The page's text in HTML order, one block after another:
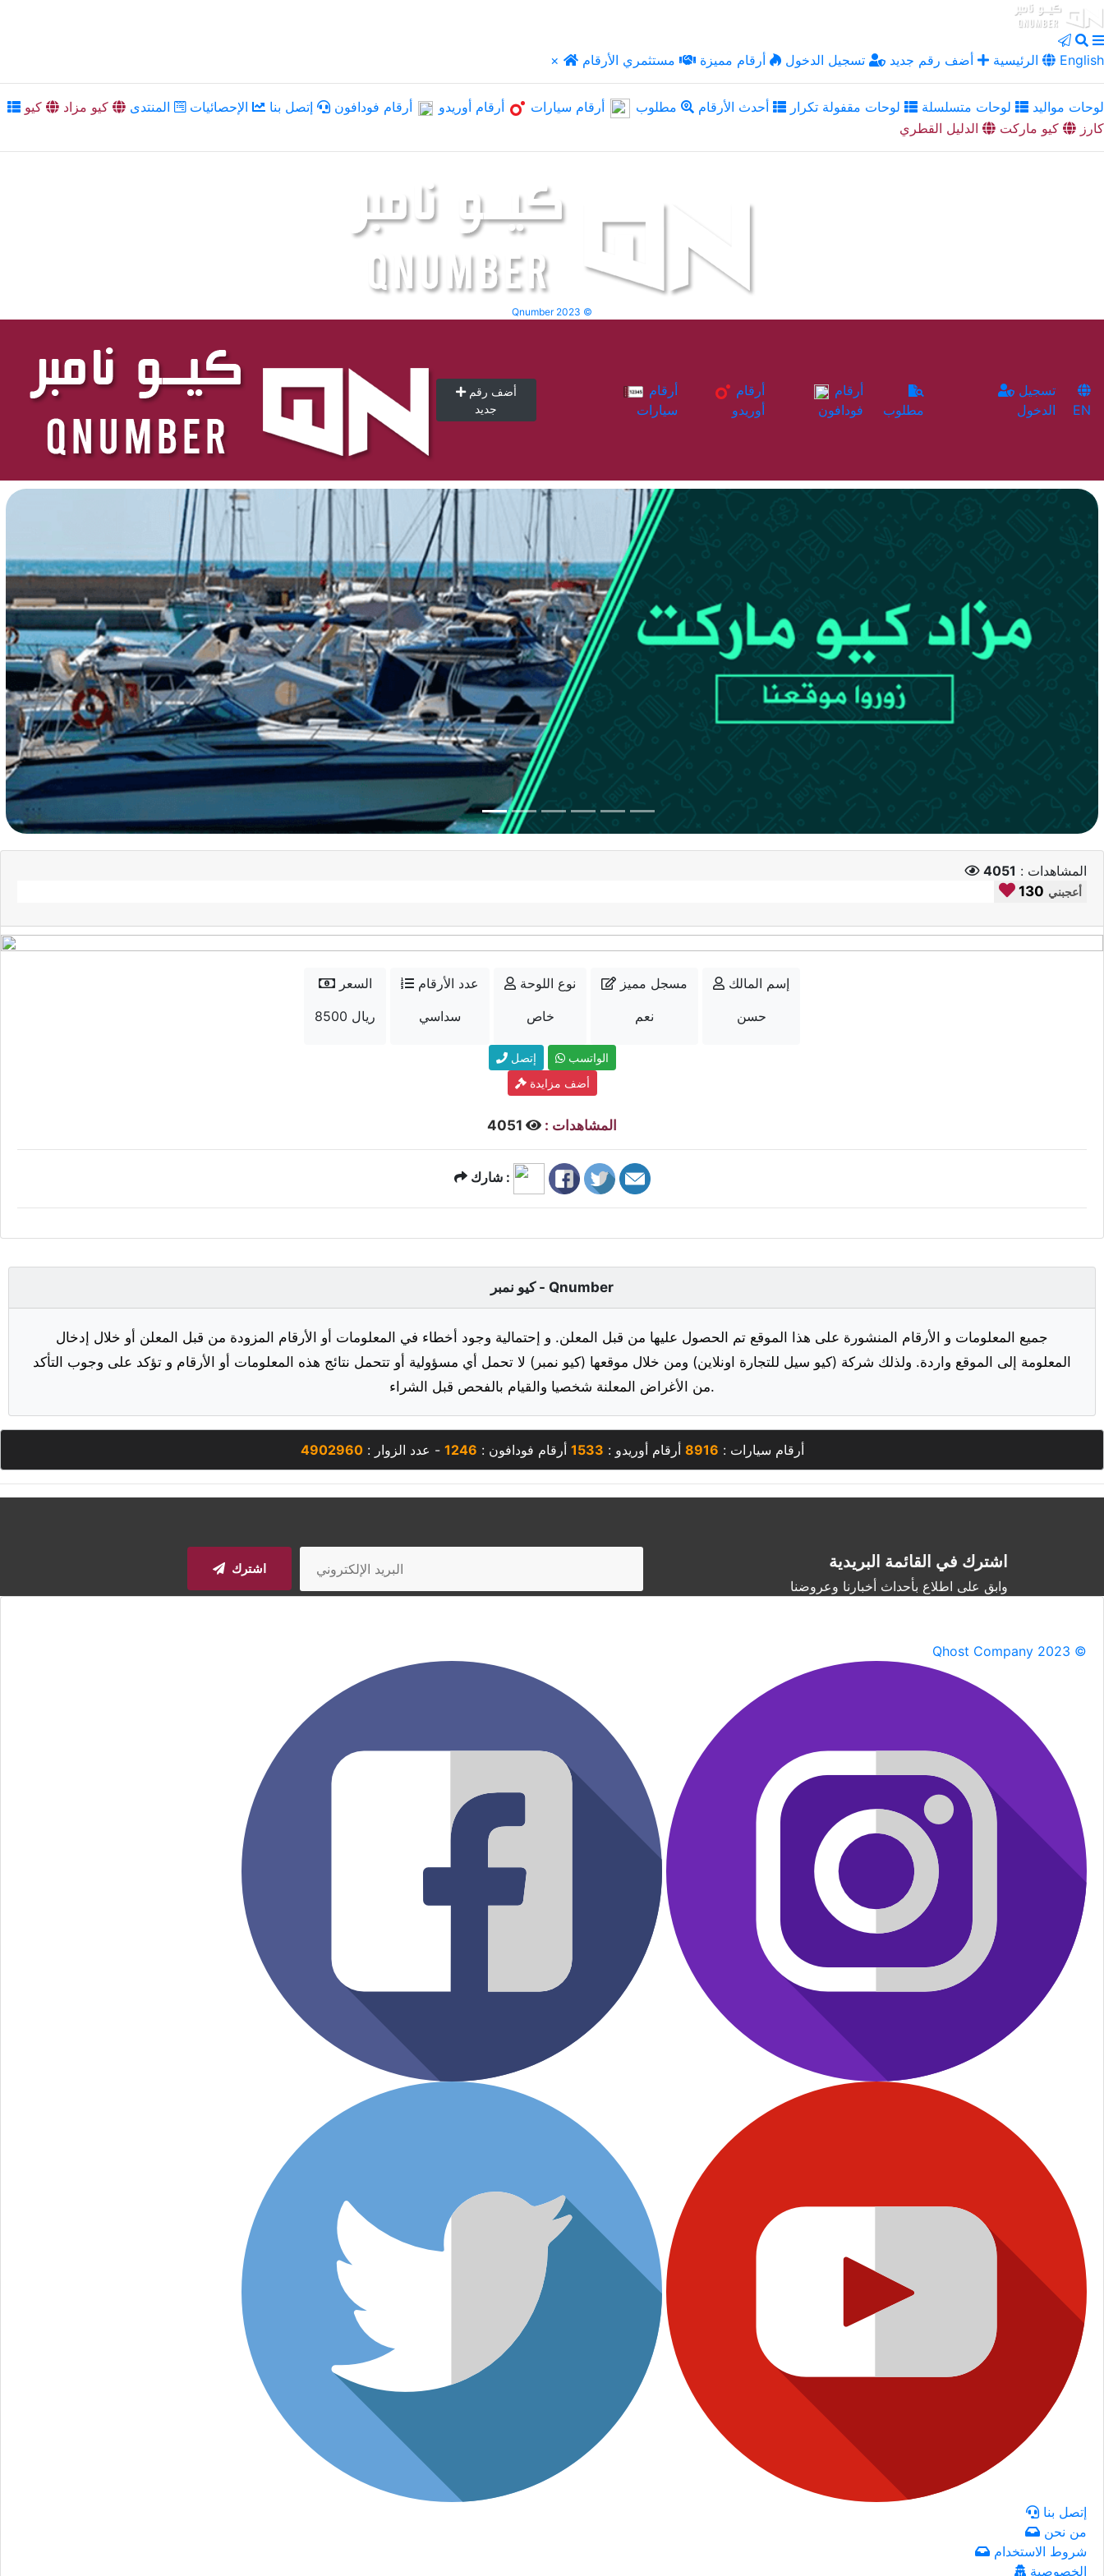
× الرئيسية أضف رقم جديد تسجيل الدخول أرقام مميزة مستثمري الأرقام English
لوحات مواليد لوحات متسلسلة لوحات مقفولة تكرار أحدث الأرقام مطلوب أرقام سيارات أرقام أوريدو أرقام فودافون إتصل بنا الإحصائيات المنتدى كيو مزاد
كيو
كارز
كيو ماركت الدليل القطري
Qnumber 2023 ©
أضف رقم
جديد
سيارات
أوريدو
فودافون
مطلوب
الدخول
EN
المشاهدات : 4051
130 أعجبني
السعر
8500 ريال
عدد الأرقام
سداسي
نوع اللوحة
خاص
مسجل مميز
نعم
إسم المالك
حسن
إتصل
الواتسب
أضف مزايدة
المشاهدات :
شارك :
كيو نمبر - Qnumber
جميع المعلومات و الأرقام المنشورة على هذا الموقع تم الحصول عليها من قبل المعلن. و إحتمالية وجود أخطاء في المعلومات أو الأرقام المزودة من قبل المعلن أو خلال إدخال
المعلومة إلى الموقع واردة. ولذلك شركة (كيو سيل للتجارة اونلاين) ومن خلال موقعها (كيو نمبر) لا تحمل أي مسؤولية أو تتحمل نتائج هذه المعلومات أو الأرقام و تؤكد على وجوب التأكد
من الأغراض المعلنة شخصيا والقيام بالفحص قبل الشراء.
أرقام سيارات : 8916 أرقام أوريدو : 1533 أرقام فودافون : 1246 - عدد الزوار :4902960
اشترك في القائمة البريدية
وابق على اطلاع بأحداث أخبارنا وعروضنا
اشترك
Qhost Company 2023 ©
إتصل بنا
من نحن
شروط الاستخدام
الخصوصية